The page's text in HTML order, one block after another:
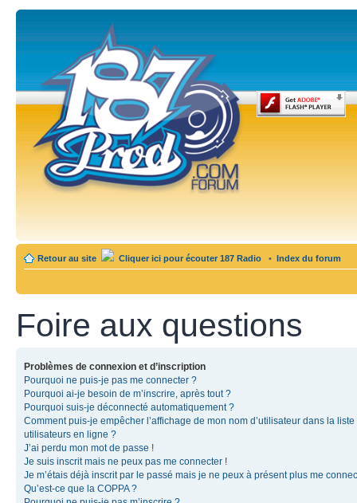
Retour au site Cliquer ici pour écouter 187 Radio • Index du forum
Foire aux questions
Problèmes de connexion et d’inscription
Pourquoi ne puis-je pas me connecter ?
Pourquoi ai-je besoin de m’inscrire, après tout ?
Pourquoi suis-je déconnecté automatiquement ?
Comment puis-je empêcher l’affichage de mon nom d’utilisateur dans la liste
utilisateurs en ligne ?
J’ai perdu mon mot de passe !
Je suis inscrit mais ne peux pas me connecter !
Je m’étais déjà inscrit par le passé mais je ne peux à présent plus me
Qu’est-ce que la COPPA ?